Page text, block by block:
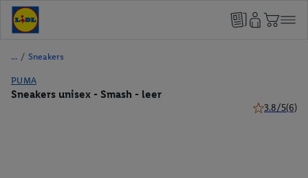
/ Sneakers
PUMA
Sneakers unisex - Smash - leer
3.8/5(6)